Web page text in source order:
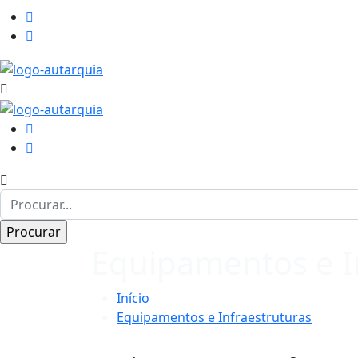
Início
Equipamentos e Infraestruturas